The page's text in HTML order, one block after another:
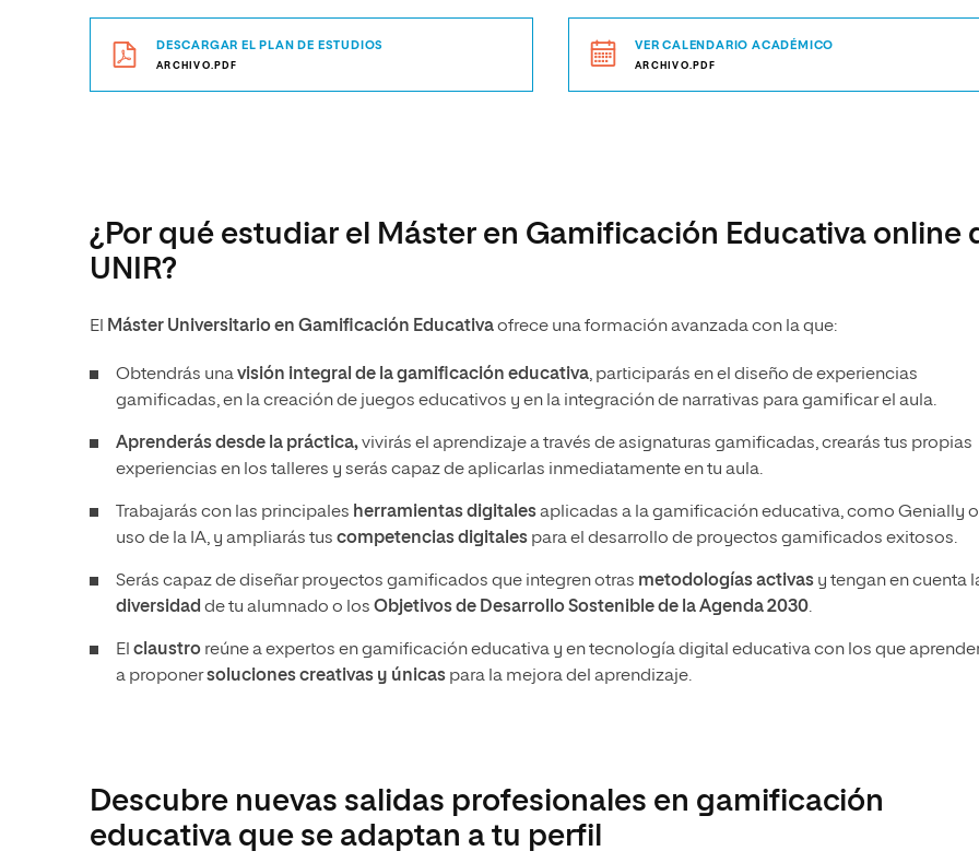
DESCARGAR EL PLAN DE ESTUDIOS
ARCHIVO.PDF
VER CALENDARIO ACADÉMICO
ARCHIVO.PDF
¿Por qué estudiar el Máster en Gamificación Educativa online
UNIR?
El Máster Universitario en Gamificación Educativaofrece una formación avanzada con la que:
Obtendrás unavisión integral de la gamificación educativa, participarás en el diseño de experiencias
gamificadas, en la creación de juegos educativos y en la integración de narrativas para gamificar el aula.
Aprenderás desde la práctica,vivirás el aprendizaje a través de asignaturas gamificadas, crearás tus propias
experiencias en los talleres y serás capaz de aplicarlas inmediatamente en tu aula.
Trabajarás con las principales herramientas digitalesaplicadas a la gamificación educativa, como Genially
uso de la IA, y ampliarás tus competencias digitales para el desarrollo de proyectos gamificados exitosos.
Serás capaz de diseñar proyectos gamificados que integren otras metodologías activas y tengan en cuenta
diversidad de tu alumnado o los Objetivos de Desarrollo Sostenible de la Agenda 2030.
El claustro reúne a expertos en gamificación educativa y en tecnología digital educativa con los que
a proponersoluciones creativas y únicas para la mejora del aprendizaje.
Descubre nuevas salidas profesionales en gamificación
educativa que se adaptan a tu perfil